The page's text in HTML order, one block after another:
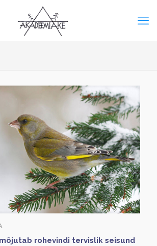
rohevindi tervislik seisund